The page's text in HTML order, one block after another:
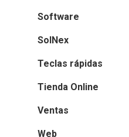
Software
SolNex
Teclas rápidas
Tienda Online
Ventas
Web